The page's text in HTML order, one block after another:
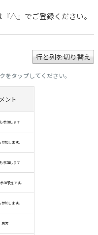
△』でご登録ください。
行と列を切り替え
をタップしてください。
ント
参加します
加します。
参加します
加予定です。
加します。
病欠